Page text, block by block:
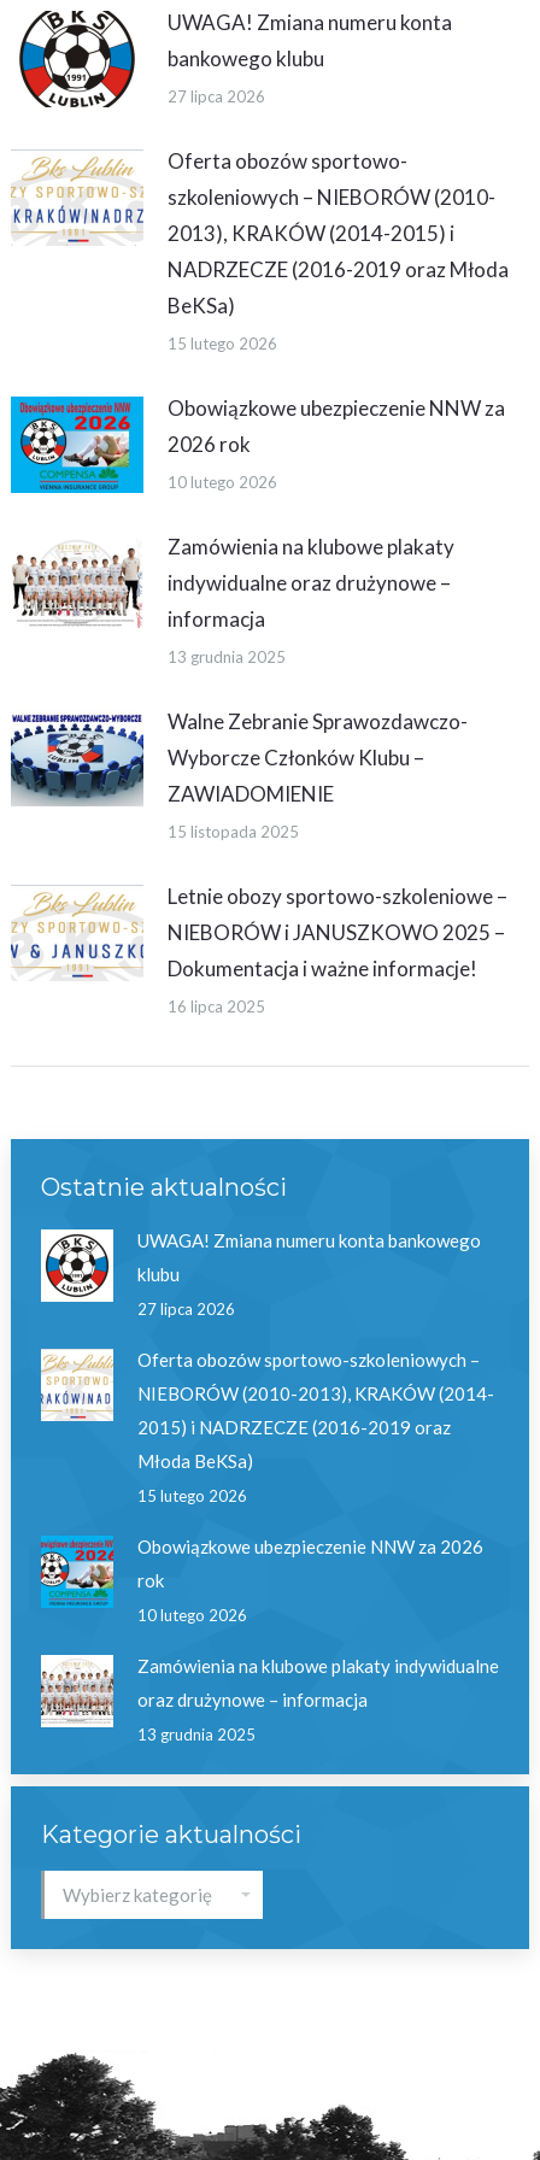
UWAGA! Zmiana numeru konta
bankowego klubu
27 lipca 2026
Oferta obozów sportowo-
szkoleniowych – NIEBORÓW (2010-
2013), KRAKÓW (2014-2015) i
NADRZECZE (2016-2019 oraz Młoda
BeKSa)
15 lutego 2026
Obowiązkowe ubezpieczenie NNW za
2026 rok
10 lutego 2026
Zamówienia na klubowe plakaty
indywidualne oraz drużynowe –
informacja
13 grudnia 2025
Walne Zebranie Sprawozdawczo-
Wyborcze Członków Klubu –
ZAWIADOMIENIE
15 listopada 2025
Letnie obozy sportowo-szkoleniowe –
NIEBORÓW i JANUSZKOWO 2025 –
Dokumentacja i ważne informacje!
16 lipca 2025
Ostatnie aktualności
UWAGA! Zmiana numeru konta bankowego
klubu
27 lipca 2026
Oferta obozów sportowo-szkoleniowych –
NIEBORÓW (2010-2013), KRAKÓW (2014-
2015) i NADRZECZE (2016-2019 oraz
Młoda BeKSa)
15 lutego 2026
Obowiązkowe ubezpieczenie NNW za 2026
rok
10 lutego 2026
Zamówienia na klubowe plakaty indywidualne
oraz drużynowe – informacja
13 grudnia 2025
Kategorie aktualności
Kategorie
aktualności